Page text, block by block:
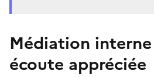
Médiation
écoute appréciée